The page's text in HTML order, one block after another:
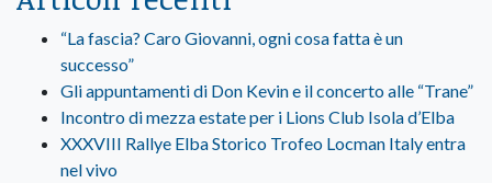
“La fascia? Caro Giovanni, ogni cosa fatta è un
successo”
Gli appuntamenti di Don Kevin e il concerto alle “Trane”
Incontro di mezza estate per i Lions Club Isola d’Elba
XXXVIII Rallye Elba Storico Trofeo Locman Italy entra
nel vivo